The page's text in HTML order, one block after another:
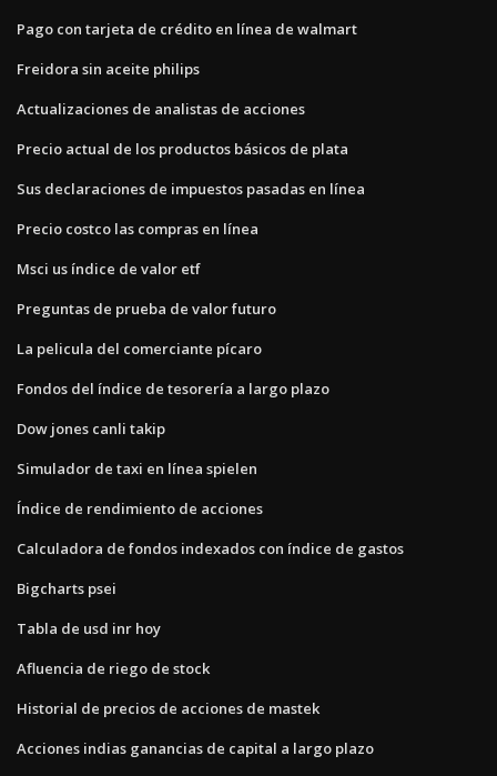
Pago con tarjeta de crédito en línea de walmart
Freidora sin aceite philips
Actualizaciones de analistas de acciones
Precio actual de los productos básicos de plata
Sus declaraciones de impuestos pasadas en línea
Precio costco las compras en línea
Msci us índice de valor etf
Preguntas de prueba de valor futuro
La pelicula del comerciante pícaro
Fondos del índice de tesorería a largo plazo
Dow jones canli takip
Simulador de taxi en línea spielen
Índice de rendimiento de acciones
Calculadora de fondos indexados con índice de gastos
Bigcharts psei
Tabla de usd inr hoy
Afluencia de riego de stock
Historial de precios de acciones de mastek
Acciones indias ganancias de capital a largo plazo